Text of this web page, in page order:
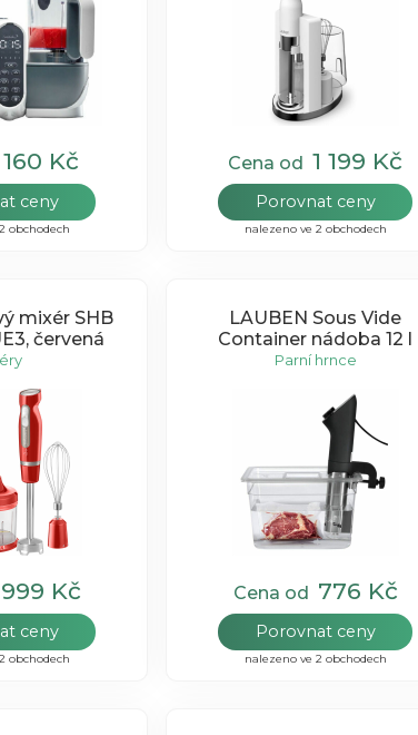
160 Kč
ceny
obchodech
Cena od 1 199 Kč
Porovnat ceny
nalezeno ve 2 obchodech
mixér SHB
červená
999 Kč
ceny
obchodech
LAUBEN Sous Vide
Container nádoba 12 l
Parní hrnce
Cena od 776 Kč
Porovnat ceny
nalezeno ve 2 obchodech